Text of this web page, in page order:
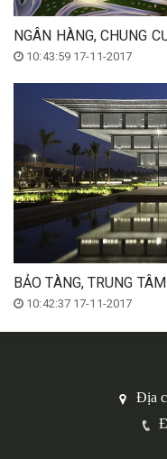
NGÂN HÀNG, CHUNG
10:43:59 17-11-2017
BẢO TÀNG, TRUNG
10:42:37 17-11-2017
Địa